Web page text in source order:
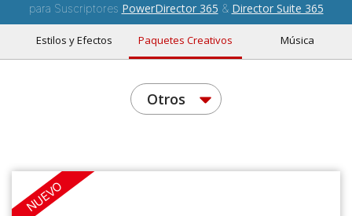
para Suscriptores PowerDirector 365 & Director Suite 365
Estilos y Efectos Paquetes Creativos Música
Otros
NUEVO